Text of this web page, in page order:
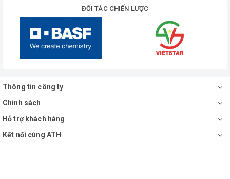
ĐỐI TÁC CHIẾN LƯỢC
Thông tin công ty
Chính sách
Hỗ trợ khách hàng
Kết nối cùng ATH